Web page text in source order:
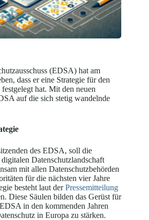
(EDSA) hat am
dass er eine Strategie für den
hat. Mit den neuen
auf die sich stetig wandelnde
des EDSA, soll die
Datenschutzlandschaft
mit allen Datenschutzbehörden
für die nächsten vier Jahre
besteht laut derPressemitteilung
Diese Säulen bilden das Gerüst für
in den kommenden Jahren
in Europa zu stärken.